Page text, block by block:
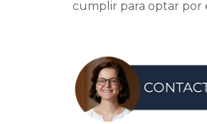
cumplir para optar por